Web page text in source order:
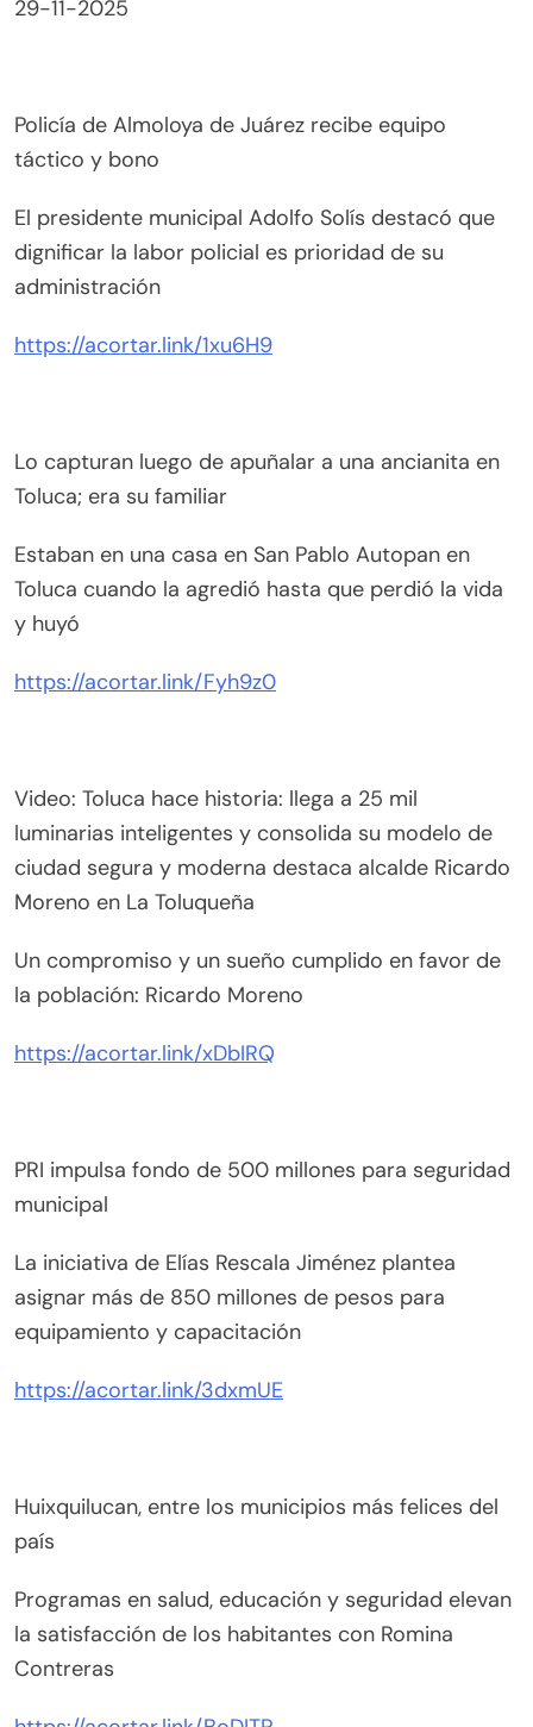
29-11-2025
Policía de Almoloya de Juárez recibe equipo
táctico y bono
El presidente municipal Adolfo Solís destacó que
dignificar la labor policial es prioridad de su
administración
https://acortar.link/1xu6H9
Lo capturan luego de apuñalar a una ancianita en
Toluca; era su familiar
Estaban en una casa en San Pablo Autopan en
Toluca cuando la agredió hasta que perdió la vida
y huyó
https://acortar.link/Fyh9z0
Video: Toluca hace historia: llega a 25 mil
luminarias inteligentes y consolida su modelo de
ciudad segura y moderna destaca alcalde Ricardo
Moreno en La Toluqueña
Un compromiso y un sueño cumplido en favor de
la población: Ricardo Moreno
https://acortar.link/xDbIRQ
PRI impulsa fondo de 500 millones para seguridad
municipal
La iniciativa de Elías Rescala Jiménez plantea
asignar más de 850 millones de pesos para
equipamiento y capacitación
https://acortar.link/3dxmUE
Huixquilucan, entre los municipios más felices del
país
Programas en salud, educación y seguridad elevan
la satisfacción de los habitantes con Romina
Contreras